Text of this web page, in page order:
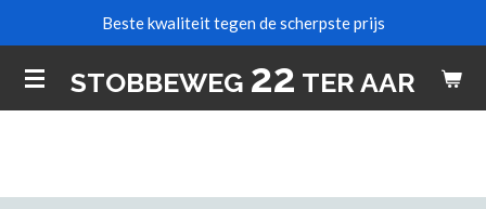
naar
de
STOBBEWEG 22 TER AAR
Beste kwaliteit tegen de scherpste prijs